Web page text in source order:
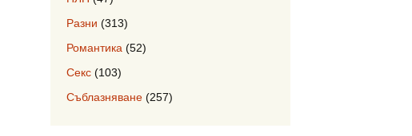
Разни (313)
Романтика (52)
Секс (103)
Съблазняване (257)